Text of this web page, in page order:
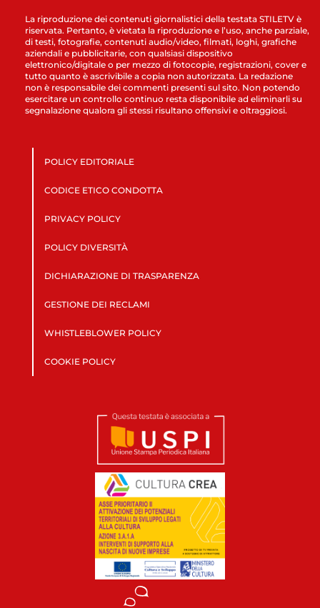
La riproduzione dei contenuti giornalistici della testata STILETV è
riservata. Pertanto, è vietata la riproduzione e l’uso, anche parziale,
di testi, fotografie, contenuti audio/video, filmati, loghi, grafiche
aziendali e pubblicitarie, con qualsiasi dispositivo
elettronico/digitale o per mezzo di fotocopie, registrazioni, cover e
tutto quanto è ascrivibile a copia non autorizzata. La redazione
non è responsabile dei commenti presenti sul sito. Non potendo
esercitare un controllo continuo resta disponibile ad eliminarli su
segnalazione qualora gli stessi risultano offensivi e oltraggiosi.
POLICY EDITORIALE
CODICE ETICO CONDOTTA
PRIVACY POLICY
POLICY DIVERSITÀ
DICHIARAZIONE DI TRASPARENZA
GESTIONE DEI RECLAMI
WHISTLEBLOWER POLICY
COOKIE POLICY